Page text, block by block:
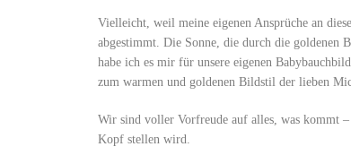
Vielleicht, weil meine eigenen Ansprüche an
abgestimmt. Die Sonne, die durch die goldenen
habe ich es mir für unsere eigenen
zum warmen und goldenen Bildstil der lieben
Wir sind voller Vorfreude auf alles, was kommt
Kopf stellen wird.